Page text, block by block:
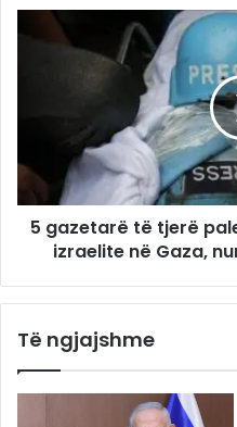
5 gazetarë të tjerë
izraelite në Gaza,
Të ngjajshme